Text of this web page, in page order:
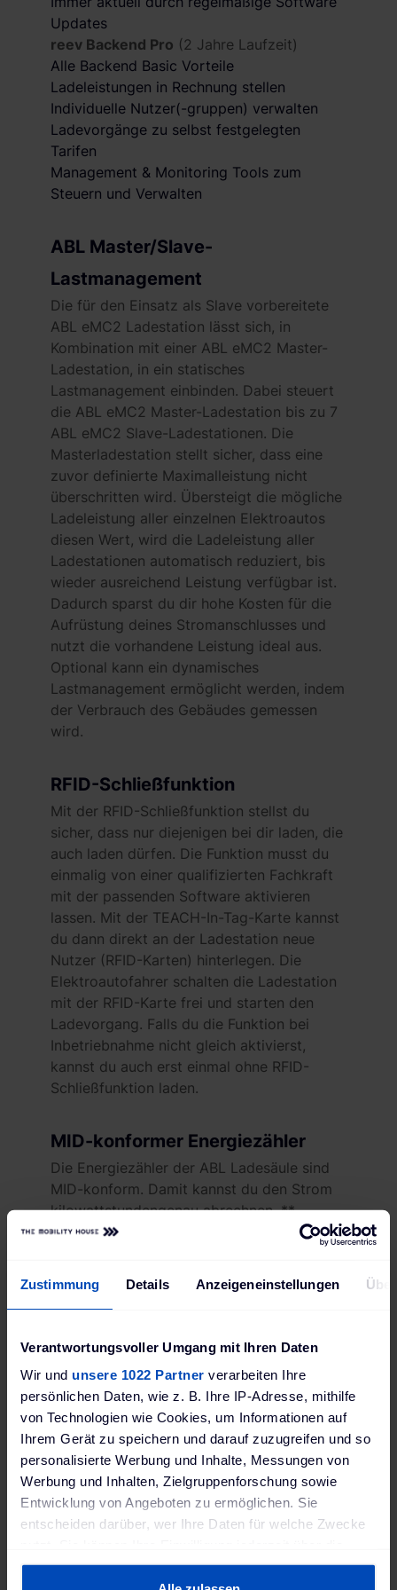
Zustimmung Details Anzeigeneinstellungen
Verantwortungsvoller Umgang mit Ihren Daten
Wir und unsere 1022 Partner verarbeiten Ihre
persönlichen Daten, wie z. B. Ihre IP-Adresse, mithilfe
von Technologien wie Cookies, um Informationen auf
Ihrem Gerät zu speichern und darauf zuzugreifen und so
personalisierte Werbung und Inhalte, Messungen von
Werbung und Inhalten, Zielgruppenforschung sowie
Entwicklung von Angeboten zu ermöglichen. Sie
entscheiden darüber, wer Ihre Daten für welche Zwecke
Cookie-Erklärung oder durch Klicken auf das Privacy
Updates
reev Backend Pro (2 Jahre Laufzeit)
Alle Backend Basic Vorteile
Ladeleistungen in Rechnung stellen
Individuelle Nutzer(-gruppen) verwalten
Ladevorgänge zu selbst festgelegten
Tarifen
Management & Monitoring Tools zum
Steuern und Verwalten
ABL Master/Slave-
Lastmanagement
Die für den Einsatz als Slave vorbereitete
ABL eMC2 Ladestation lässt sich, in
Kombination mit einer ABL eMC2 Master-
Ladestation, in ein statisches
Lastmanagement einbinden. Dabei steuert
die ABL eMC2 Master-Ladestation bis zu 7
ABL eMC2 Slave-Ladestationen. Die
Masterladestation stellt sicher, dass eine
zuvor definierte Maximalleistung nicht
überschritten wird. Übersteigt die mögliche
Ladeleistung aller einzelnen Elektroautos
diesen Wert, wird die Ladeleistung aller
Ladestationen automatisch reduziert, bis
wieder ausreichend Leistung verfügbar ist.
Dadurch sparst du dir hohe Kosten für die
Aufrüstung deines Stromanschlusses und
nutzt die vorhandene Leistung ideal aus.
Optional kann ein dynamisches
Lastmanagement ermöglicht werden, indem
der Verbrauch des Gebäudes gemessen
wird.
RFID-Schließfunktion
Mit der RFID-Schließfunktion stellst du
sicher, dass nur diejenigen bei dir laden, die
auch laden dürfen. Die Funktion musst du
einmalig von einer qualifizierten Fachkraft
mit der passenden Software aktivieren
lassen. Mit der TEACH-In-Tag-Karte kannst
du dann direkt an der Ladestation neue
Nutzer (RFID-Karten) hinterlegen. Die
Elektroautofahrer schalten die Ladestation
mit der RFID-Karte frei und starten den
Ladevorgang. Falls du die Funktion bei
Inbetriebnahme nicht gleich aktivierst,
kannst du auch erst einmal ohne RFID-
Schließfunktion laden.
MID-konformer Energiezähler
Die Energiezähler der ABL Ladesäule sind
MID-konform. Damit kannst du den Strom
kilowattstundengenau abrechnen. **
Du kannst die Ladesäule mit einer
Gesamtladeleistung von bis zu 44 kW
gleichzeitig ladende Elektroautos jeweils
mit bis zu 22 kW laden. Die Ladeleistung
verteilt sich gleichmäßig auf die zwei
Anschlüsse. Das bedeutet, wenn du die
Ladestation nur mit 36 kW anschließen,
dann lädt ein Elektroauto auch alleine nur
mit bis zu 18 kW.
Internetanbindung über mobile
Daten